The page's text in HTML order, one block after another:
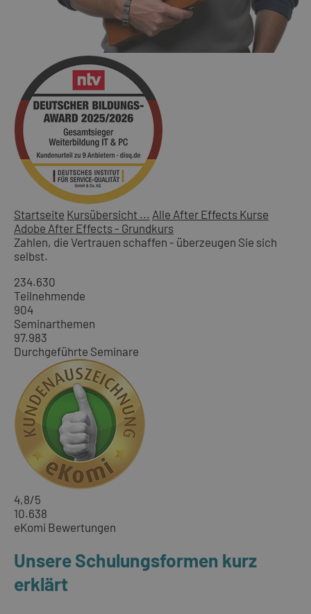
Startseite Kursübersicht ... Alle After Effects Kurse
Adobe After Effects - Grundkurs
Zahlen, die Vertrauen schaffen - überzeugen Sie sich
selbst.
234.630
Teilnehmende
904
Seminarthemen
97.983
Durchgeführte Seminare
4,8/5
10.638
eKomi Bewertungen
Unsere Schulungsformen kurz
erklärt